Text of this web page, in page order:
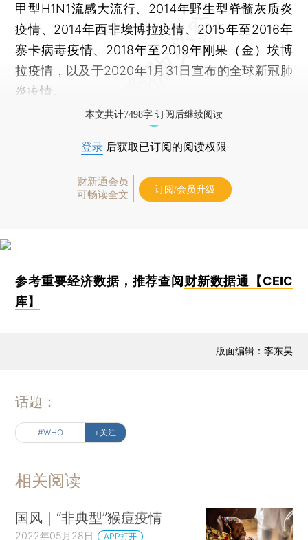
甲型H1N1流感大流行、2014年野生型脊髓灰质炎
疫情、2014年西非埃博拉疫情、2015年至2016年
寨卡病毒疫情、2018年至2019年刚果（金）埃博
拉疫情，以及于2020年1月31日宣布的全球新冠肺
炎疫情。
本文共计7498字 订阅后继续阅读
登录 后获取已订阅的阅读权限
财新通会员
可畅读全文
订阅/会员升级
参考重要经济数据，推荐查阅财新数据通【CEIC
库】
版面编辑：李东昊
话题：
#WHO +关注
相关阅读
国风｜“非典型”猴痘疫情
2022年05月28日 APP打开